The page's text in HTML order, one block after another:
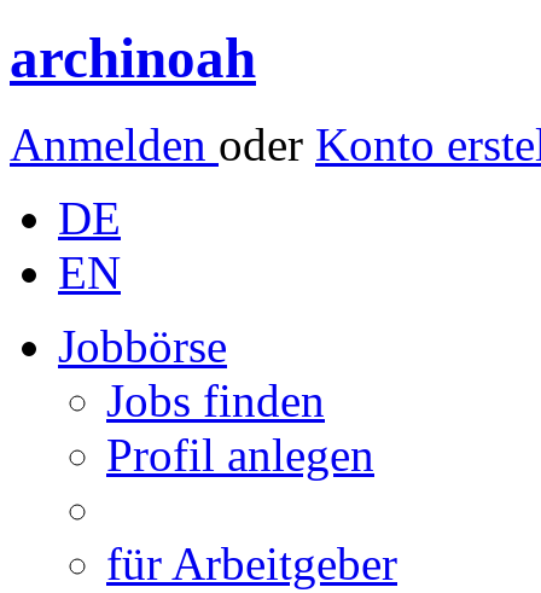
archinoah
Anmelden oder Konto
DE
EN
Jobbörse
Jobs finden
Profil anlegen
für Arbeitgeber